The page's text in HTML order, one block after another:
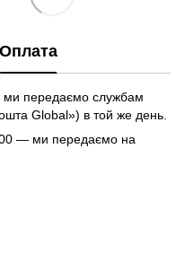
Оплата
передаємо службам
Global») в той же день.
— ми передаємо на